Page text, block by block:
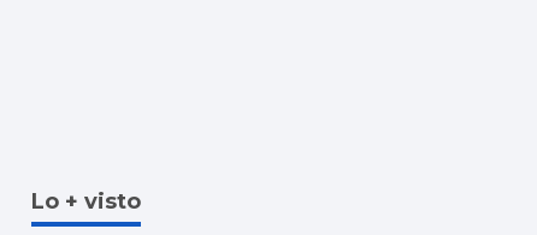
Lo + visto